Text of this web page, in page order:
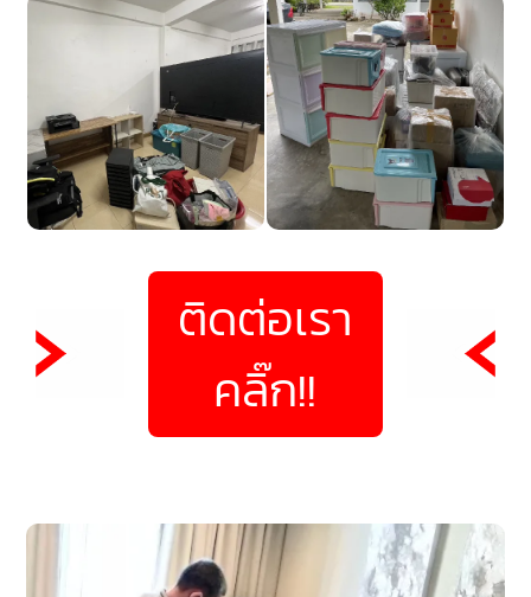
ติดต่อเรา
คลิ๊ก!!